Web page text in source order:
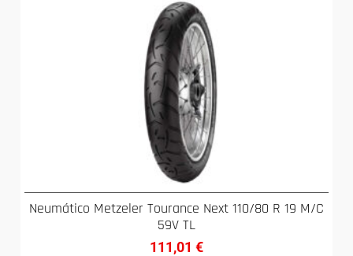
Neumático Metzeler Tourance Next 110/80 R 19 M/C
59V TL
111,01 €